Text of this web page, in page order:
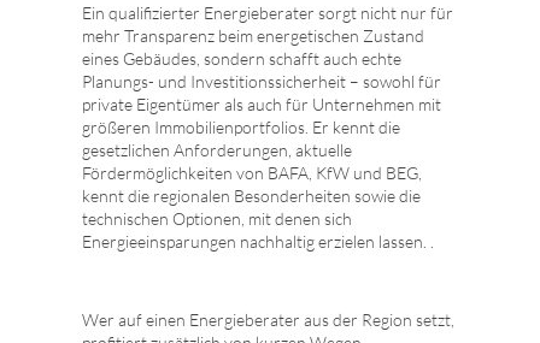
Ein qualifizierter Energieberater sorgt nicht nur für
mehr Transparenz beim energetischen Zustand
eines Gebäudes, sondern schafft auch echte
Planungs- und Investitionssicherheit – sowohl für
private Eigentümer als auch für Unternehmen mit
größeren Immobilienportfolios. Er kennt die
gesetzlichen Anforderungen, aktuelle
Fördermöglichkeiten von BAFA, KfW und BEG,
kennt die regionalen Besonderheiten sowie die
technischen Optionen, mit denen sich
Energieeinsparungen nachhaltig erzielen lassen. .
Wer auf einen Energieberater aus der Region setzt,